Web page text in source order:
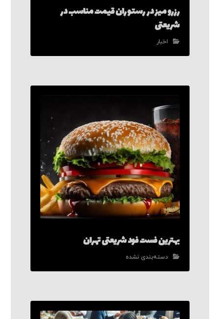
رزرو میز در رستوران قیمت مناسب در
شریعتی
اخبار
بهترین فست فود شریعتی تهران
دسته‌بندی نشده